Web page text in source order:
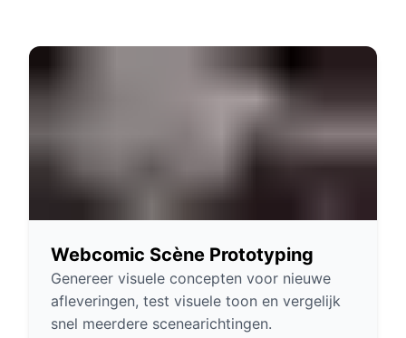
Webcomic Scène Prototyping
Genereer visuele concepten voor nieuwe
afleveringen, test visuele toon en vergelijk
snel meerdere scenearichtingen.